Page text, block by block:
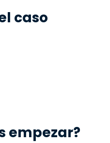
caso
empezar?